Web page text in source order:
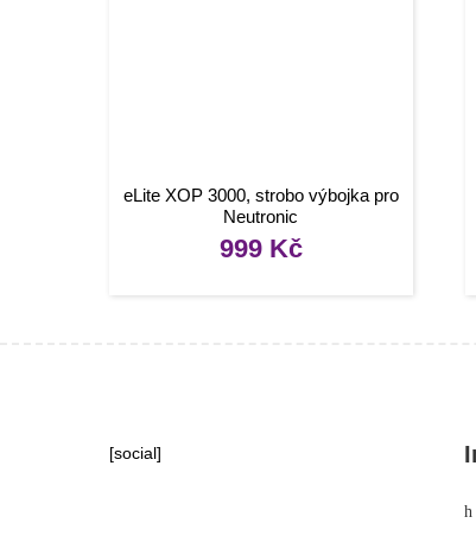
eLite XOP 3000, strobo výbojka pro
Neutronic
999 Kč
[social]